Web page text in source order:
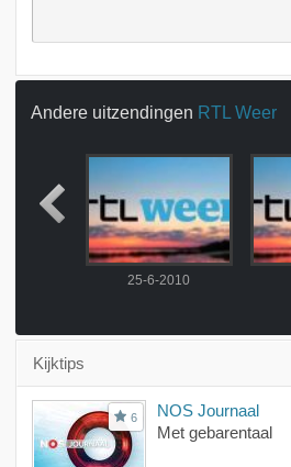
Andere uitzendingen RTL Weer
25-6-2010
Kijktips
6
NOS Journaal
Met gebarentaal